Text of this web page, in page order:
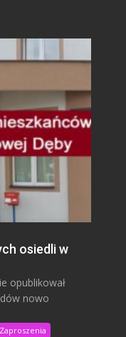
osiedli w
opublikował
nowo
Zaproszenia